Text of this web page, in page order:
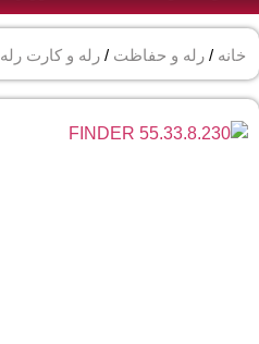
خانه / رله و حفاظت / رله و کارت رله